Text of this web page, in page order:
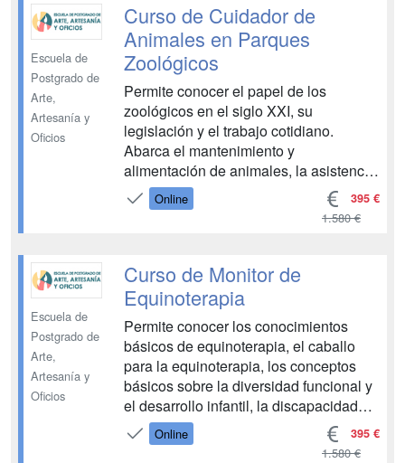
MÓDULO 7. EXPLORACIÓN DEL
ANIMAL PARA SU DIAGNÓSTICO
MÓDULO 8. PATOLOGÍAS Y
ENFERMEDADES GENERAL...
Escuela de
Postgrado de
Arte,
Artesanía y
Oficios
Curso de Cuidador de
Animales en Parques
Zoológicos
Permite conocer el papel de los
zoológicos en el siglo XXI, su
legislación y el trabajo cotidiano.
Abarca el mantenimiento y
alimentación de animales, la asistencia
al veterinario en tareas de
inmovilización y clínica para animales
la gestión de colaboradores y la
atenció...
Online 395 €
1.580 €
Escuela de
Postgrado de
Arte,
Artesanía y
Oficios
Curso de Monitor de
Equinoterapia
Permite conocer los conocimientos
básicos de equinoterapia, el caballo
para la equinoterapia, los conceptos
básicos sobre la diversidad funcional y
el desarrollo infantil, la discapacidad
cognitiva y trastorno general del
desarrollo, las terapias asistidas con
Online 395 €
1.580 €